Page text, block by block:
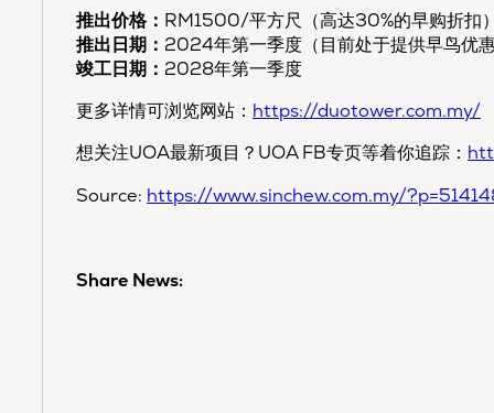
推出价格： RM1500/平方尺（高达30%的早购折扣
推出日期： 2024年第一季度（目前处于提供早鸟优
竣工日期： 2028年第一季度
更多详情可浏览网站： https://duotower.com.my/
想关注UOA最新项目？UOA FB专页等着你追踪：
Source: https://www.sinchew.com.my/
Share News: